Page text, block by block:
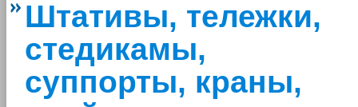
Штативы, тележки,
стедикамы,
суппорты, краны,